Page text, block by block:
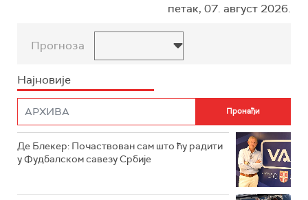
петак, 07. август 2026.
Прогноза
Најновије
Де Блекер: Почаствован сам што ћу радити
у Фудбалском савезу Србије